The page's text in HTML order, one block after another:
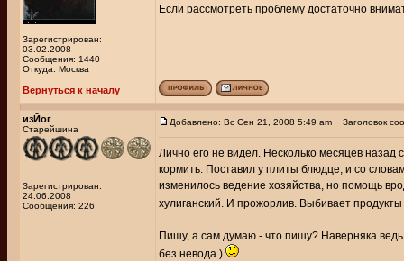
Зарегистрирован:
03.02.2008
Сообщения: 1440
Откуда: Москва
Если рассмотреть проблему достаточно
Вернуться к началу
изЙог
Старейшина
Зарегистрирован:
24.06.2008
Сообщения: 226
Добавлено: Вс Сен 21, 2008 5:49 am Заголовок
Лично его не видел. Несколько месяцев
кормить. Поставил у плиты блюдце, и со
изменилось ведение хозяйства, но помощь
хулиганский. И прожорлив. Выбивает
Пишу, а сам думаю - что пишу? Наверняка
без невода.)